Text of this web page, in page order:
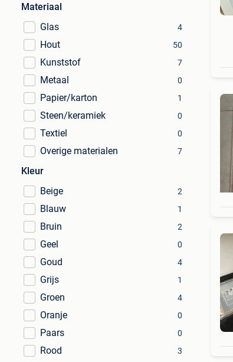
Materiaal
Glas
4
Hout 50
Kunststof 7
Metaal 0
Papier/karton 1
Steen/keramiek 0
Textiel 0
Overige materialen 7
Kleur
Beige
2
Blauw 1
Bruin 2
Geel 0
Goud 4
Grijs 1
Groen 4
Oranje 0
Paars 0
Rood 3